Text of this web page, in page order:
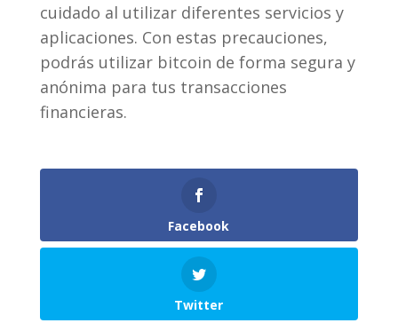
cuidado al utilizar diferentes servicios y
aplicaciones. Con estas precauciones,
podrás utilizar bitcoin de forma segura y
anónima para tus transacciones
financieras.
Facebook
Twitter